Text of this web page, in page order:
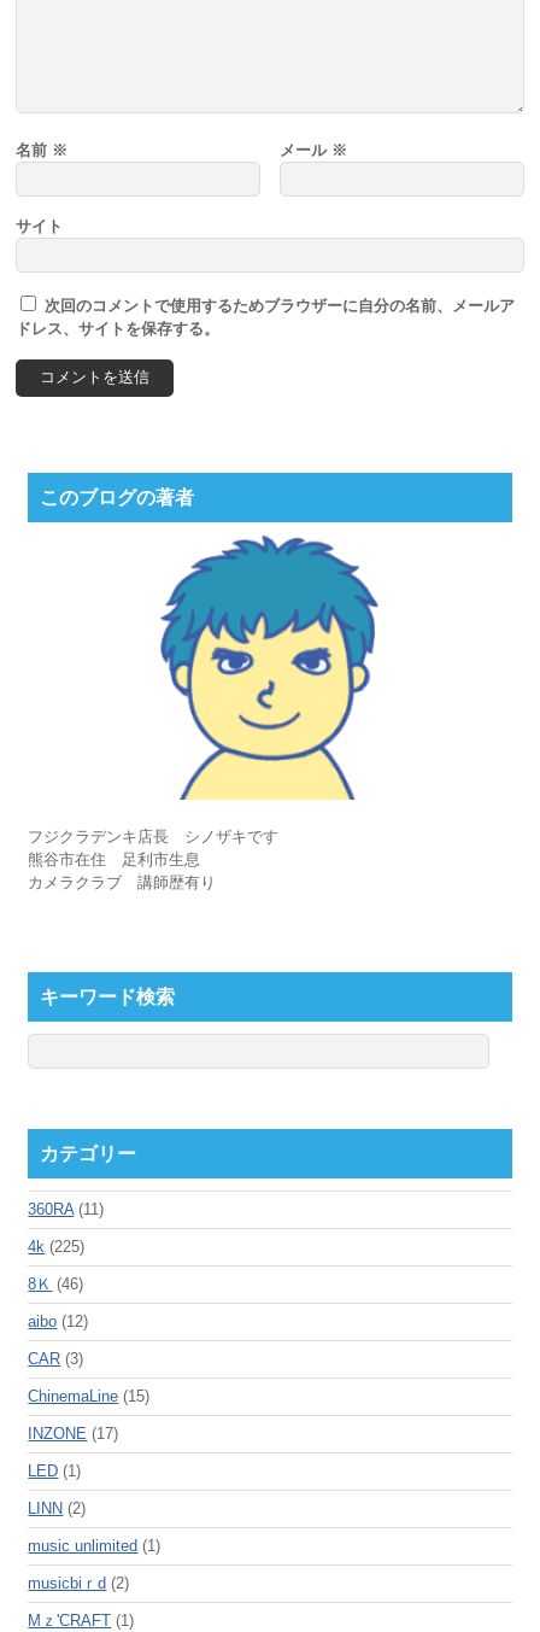
名前 ※ メール ※
サイト
次回のコメントで使用するためブラウザーに自分の名前、メールア
ドレス、サイトを保存する。
このブログの著者
フジクラデンキ店長 シノザキです
熊谷市在住 足利市生息
カメラクラブ 講師歴有り
キーワード検索
カテゴリー
360RA(11)
4k (225)
8Ｋ (46)
aibo (12)
CAR (3)
ChinemaLine (15)
INZONE (17)
LED (1)
LINN (2)
music unlimited (1)
musicbiｒd (2)
Mｚ'CRAFT (1)